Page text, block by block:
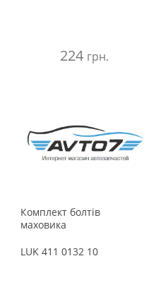
224 грн.
Комплект болтів
маховика
LUK 411 0132 10